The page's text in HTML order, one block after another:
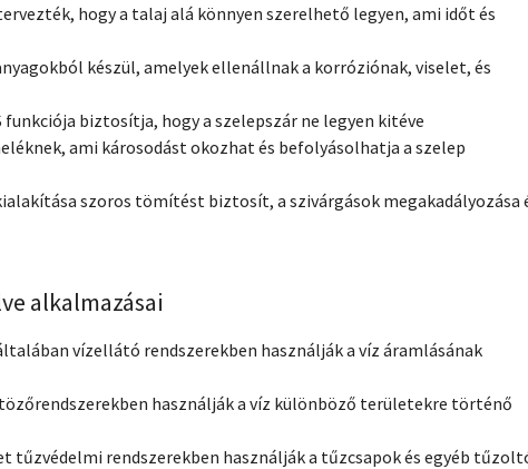
hogy a talaj alá könnyen szerelhető legyen, ami időt és
készül, amelyek ellenállnak a korróziónak, viselet, és
funkciója biztosítja, hogy a szelepszár ne legyen kitéve
ami károsodást okozhat és befolyásolhatja a szelep
szoros tömítést biztosít, a szivárgások megakadályozása
alkalmazásai
vízellátó rendszerekben használják a víz áramlásának
használják a víz különböző területekre történő
tűzvédelmi rendszerekben használják a tűzcsapok és egyéb